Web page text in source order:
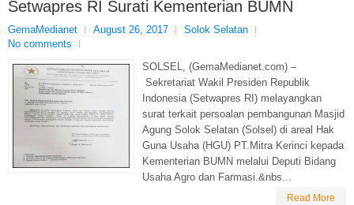
Setwapres RI Surati Kementerian BUMN
GemaMedianet August 26, 2017
Solok Selatan
No comments
SOLSEL, (GemaMedianet.com) –
Sekretariat Wakil Presiden Republik
Indonesia (Setwapres RI) melayangkan
surat terkait persoalan pembangunan Masjid
Agung Solok Selatan (Solsel) di areal Hak
Guna Usaha (HGU) PT.Mitra Kerinci kepada
Kementerian BUMN melalui Deputi Bidang
Usaha Agro dan Farmasi.&nbs...
Read More